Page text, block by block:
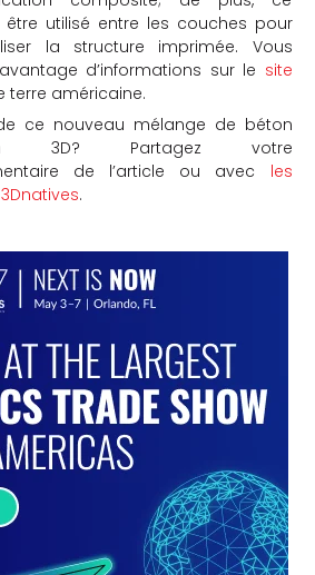
utilisé entre les couches pour
la structure imprimée. Vous
d’informations sur le site
terre américaine.
ce nouveau mélange de béton
3D? Partagez votre
de l’article ou avec les
.